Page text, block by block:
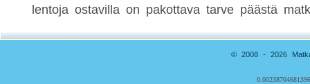
lentoja ostavilla on pakottava tarve päästä
© 2008 - 2026